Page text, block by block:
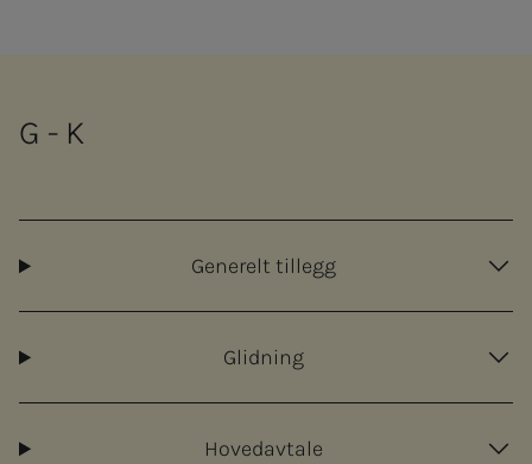
G - K
Generelt tillegg
Glidning
Hovedavtale